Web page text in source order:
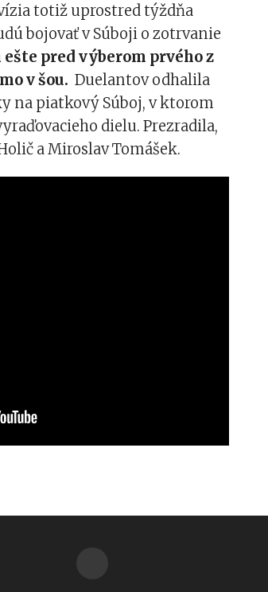
totiž uprostred týždňa
bojovať v Súboji o zotrvanie
pred výberom prvého z
v šou. Duelantov odhalila
na piatkový Súboj, v ktorom
dielu. Prezradila,
a Miroslav Tomášek.